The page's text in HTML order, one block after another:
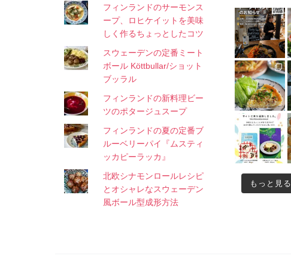
フィンランドのサーモンス
ープ、ロヒケイットを美味
しく作るちょっとしたコツ
スウェーデンの定番ミート
ボール Köttbullar/ショット
ブッラル
フィンランドの新料理ビー
ツのポタージュスープ
フィンランドの夏の定番ブ
ルーベリーパイ『ムスティ
ッカピーラッカ』
北欧シナモンロールレシピ
とオシャレなスウェーデン
風ボール型成形方法
もっと見る